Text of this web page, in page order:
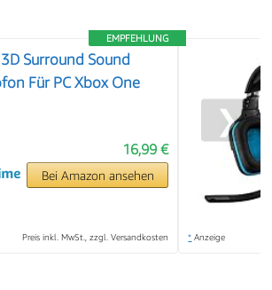
EMPFEHLUNG
Surround Sound
Für PC Xbox One
16,99 €
Bei Amazon ansehen
Preis inkl. MwSt., zzgl. Versandkosten * Anzeige
❯